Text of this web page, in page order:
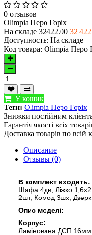
0 отзывов
Olimpia Перо Горіх
На складе 32422.00 32
Доступность: На складе
Код товара: Olimpia Перо
У кошик
Теги: Olimpia Перо Горіх
Знижки постійним
Гарантія якості всіх
Доставка товарів по всій
Описание
Отзывы (0)
В комплект входить:
Шафа 4дв; Ліжко
2шт; Комод 3шх;
Опис моделі:
Корпус:
Ламінована ДСП 16мм